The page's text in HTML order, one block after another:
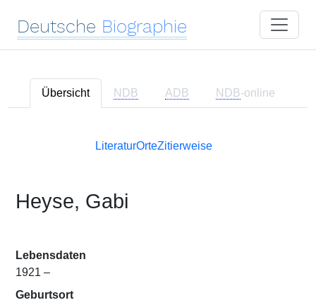
Deutsche Biographie
Übersicht NDB ADB NDB-online
LiteraturOrteZitierweise
Heyse, Gabi
Lebensdaten
1921 –
Geburtsort